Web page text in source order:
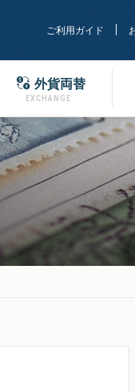
ご利用ガイド
外貨両替
EXCHANGE